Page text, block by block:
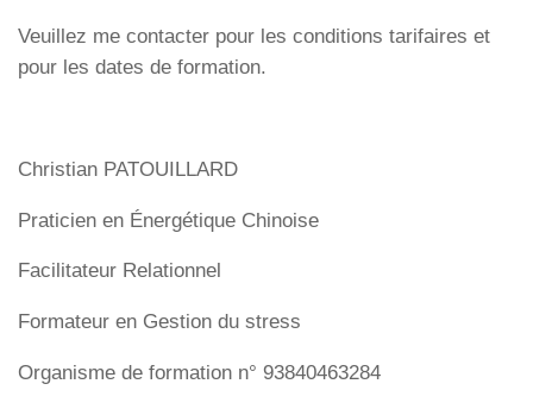
Veuillez me contacter pour les conditions tarifaires et
pour les dates de formation.
Christian PATOUILLARD
Praticien en Énergétique Chinoise
Facilitateur Relationnel
Formateur en Gestion du stress
Organisme de formation n° 93840463284